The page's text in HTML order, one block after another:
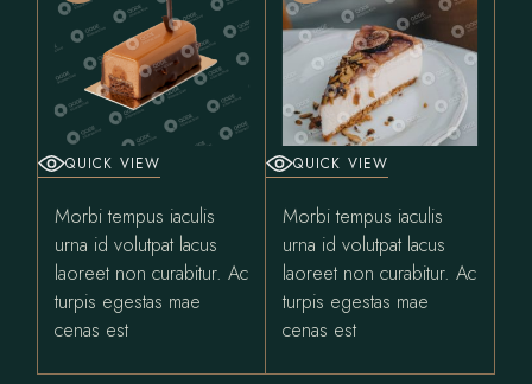
QUICK VIEW
Morbi tempus iaculis
urna id volutpat lacus
laoreet non curabitur. Ac
turpis egestas mae
cenas est
QUICK VIEW
Morbi tempus iaculis
urna id volutpat lacus
laoreet non curabitur. Ac
turpis egestas mae
cenas est